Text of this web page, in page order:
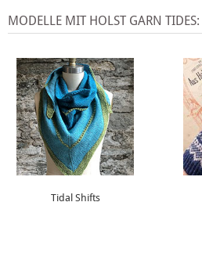
MODELLE MIT HOLST GARN TIDES:
Tidal Shifts